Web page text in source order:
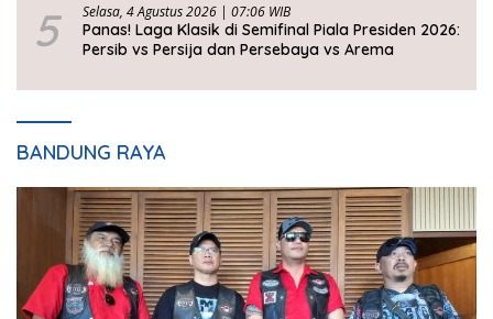
5 Selasa, 4 Agustus 2026 | 07:06 WIB
Panas! Laga Klasik di Semifinal Piala Presiden 2026:
Persib vs Persija dan Persebaya vs Arema
BANDUNG RAYA